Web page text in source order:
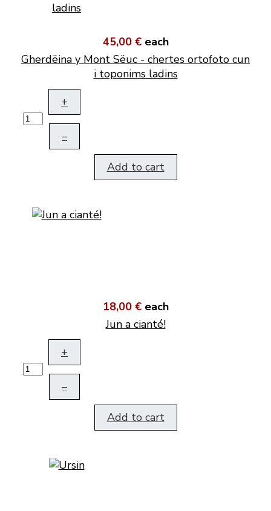
45,00 € each
Gherdëina y Mont Sëuc - chertes ortofoto cun
i toponims ladins
+
–
Add to cart
18,00 € each
Jun a cianté!
+
–
Add to cart